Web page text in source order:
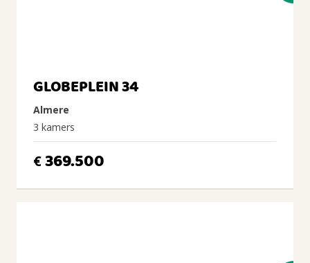
GLOBEPLEIN 34
Almere
3 kamers
€369.500